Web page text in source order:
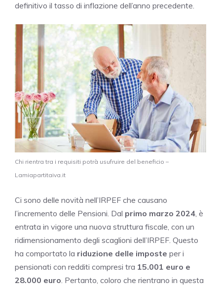
definitivo il tasso di inflazione dell’anno precedente.
Chi rientra tra i requisiti potrà usufruire del beneficio –
Lamiapartitaiva.it
Ci sono delle novità nell’IRPEF che causano
l’incremento delle Pensioni. Dal primo marzo 2024 , è
entrata in vigore una nuova struttura fiscale, con un
ridimensionamento degli scaglioni dell’IRPEF. Questo
ha comportato la riduzione delle imposte per i
pensionati con redditi compresi tra 15.001 euro e
28.000 euro . Pertanto, coloro che rientrano in questa